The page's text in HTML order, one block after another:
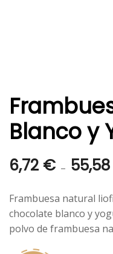
Blanco y
6,72 € - 55,58
Frambuesa natural
chocolate blanco y
polvo de frambuesa